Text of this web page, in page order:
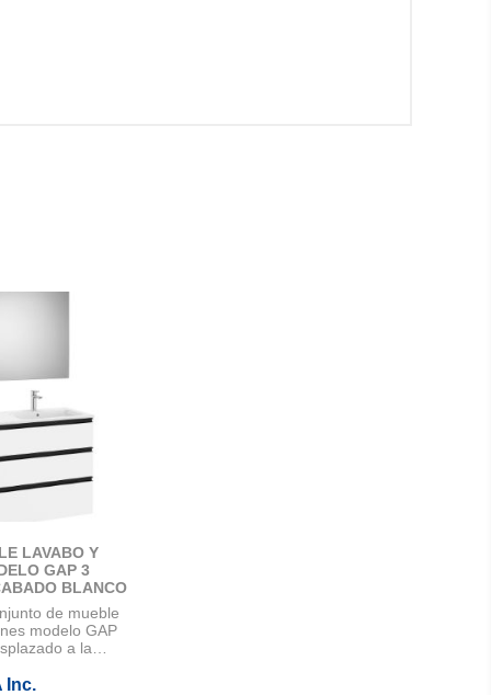
LAVABO Y
GAP 3
BLANCO
A LA DERECHA.
de mueble
modelo GAP
a la
Inc.